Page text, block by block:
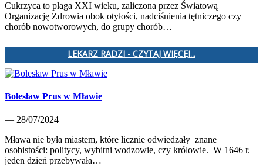
Cukrzyca to plaga XXI wieku, zaliczona przez Światową
Organizację Zdrowia obok otyłości, nadciśnienia tętniczego czy
chorób nowotworowych, do grupy chorób…
LEKARZ RADZI - CZYTAJ WIĘCEJ...
Bolesław Prus w Mławie
— 28/07/2024
Mława nie była miastem, które licznie odwiedzały znane
osobistości: politycy, wybitni wodzowie, czy królowie. W 1646 r.
jeden dzień przebywała…